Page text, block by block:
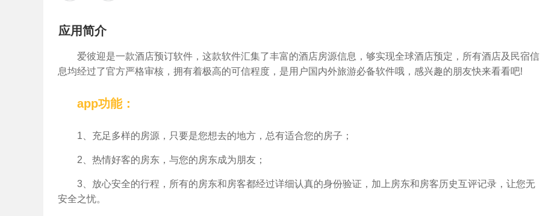
应用简介
爱彼迎是一款酒店预订软件，这款软件汇集了丰富的酒店房源信息，够实现全球酒店预定，所有酒店及民宿信
息均经过了官方严格审核，拥有着极高的可信程度，是用户国内外旅游必备软件哦，感兴趣的朋友快来看看吧!
app功能：
1、充足多样的房源，只要是您想去的地方，总有适合您的房子；
2、热情好客的房东，与您的房东成为朋友；
3、放心安全的行程，所有的房东和房客都经过详细认真的身份验证，加上房东和房客历史互评记录，让您无
安全之忧。